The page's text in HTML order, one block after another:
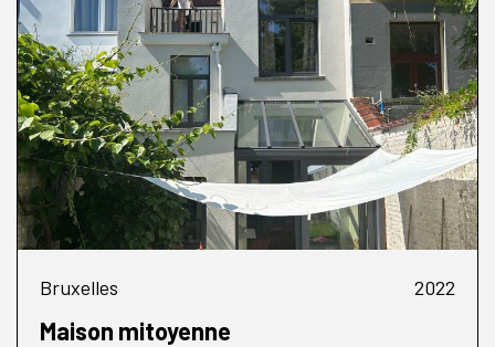
Bruxelles 2022
Maison mitoyenne